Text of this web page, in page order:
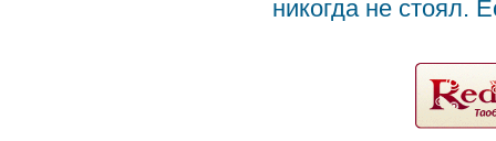
никогда не стоял.